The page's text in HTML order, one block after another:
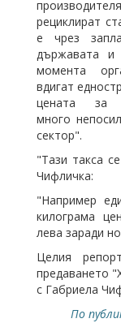
рециклират
е чрез
държавата
момента
вдигат
цената
много
сектор".
"Тази такса
Чифличка:
"Например
килограма
лева заради
Целия
предаването
с Габриела
По